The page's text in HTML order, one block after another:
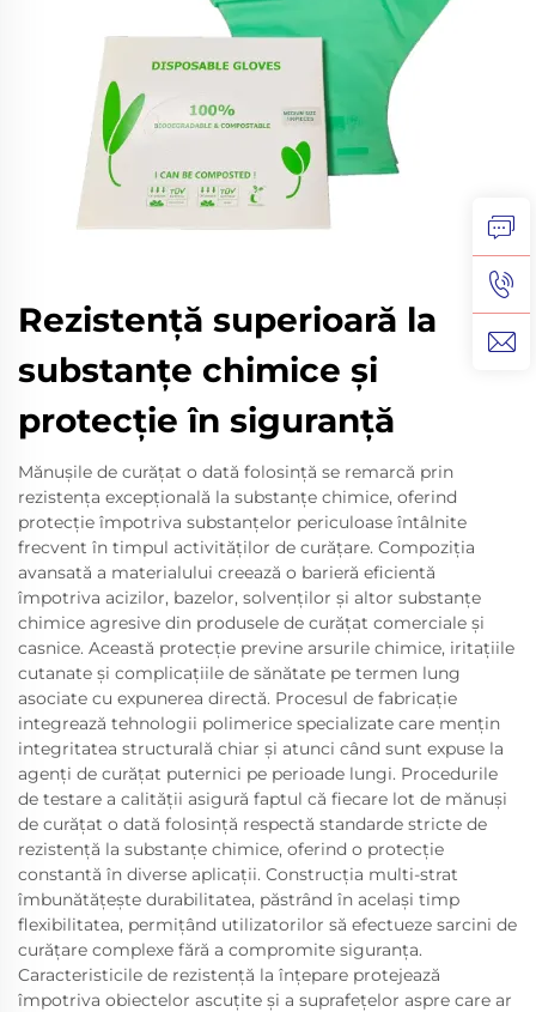
Rezistență superioară la
substanțe chimice și
protecție în siguranță
Mănușile de curățat o dată folosință se remarcă prin
rezistența excepțională la substanțe chimice, oferind
protecție împotriva substanțelor periculoase întâlnite
frecvent în timpul activităților de curățare. Compoziția
avansată a materialului creează o barieră eficientă
împotriva acizilor, bazelor, solvenților și altor substanțe
chimice agresive din produsele de curățat comerciale și
casnice. Această protecție previne arsurile chimice, iritațiile
cutanate și complicațiile de sănătate pe termen lung
asociate cu expunerea directă. Procesul de fabricație
integrează tehnologii polimerice specializate care mențin
integritatea structurală chiar și atunci când sunt expuse la
agenți de curățat puternici pe perioade lungi. Procedurile
de testare a calității asigură faptul că fiecare lot de mănuși
de curățat o dată folosință respectă standarde stricte de
rezistență la substanțe chimice, oferind o protecție
constantă în diverse aplicații. Construcția multi-strat
îmbunătățește durabilitatea, păstrând în același timp
flexibilitatea, permițând utilizatorilor să efectueze sarcini de
curățare complexe fără a compromite siguranța.
Caracteristicile de rezistență la înțepare protejează
împotriva obiectelor ascuțite și a suprafețelor aspre care ar